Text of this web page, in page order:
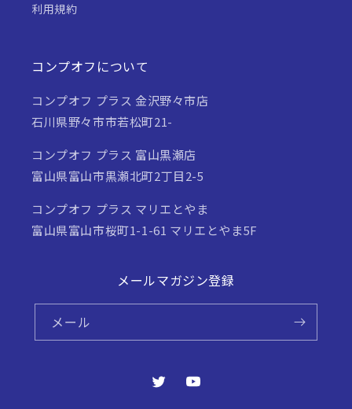
利用規約
コンプオフについて
コンプオフ プラス 金沢野々市店
石川県野々市市若松町21-
コンプオフ プラス 富山黒瀬店
富山県富山市黒瀬北町2丁目2-5
コンプオフ プラス マリエとやま
富山県富山市桜町1-1-61 マリエとやま5F
メールマガジン登録
メール
TwitterYouTube